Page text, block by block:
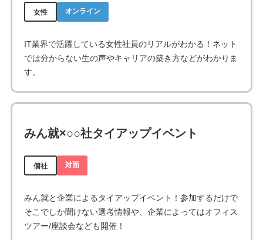
女性 オンライン
IT業界で活躍している女性社員のリアルがわかる！ネット
では分からない生の声やキャリアの築き方などがわかりま
す。
みん就×○○社タイアップイベント
個社 対面
みん就と企業によるタイアップイベント！参加するだけで
そこでしか聞けない選考情報や、企業によってはオフィス
ツアー/座談会なども開催！